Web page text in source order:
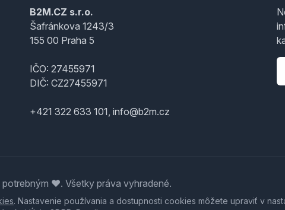
B2M.CZ s.r.o.
Šafránkova 1243/3
155 00 Praha 5
IČO: 27455971
DIČ: CZ27455971
+421 322 633 101, info@b2m.cz
potrebným ♥️. Všetky práva vyhradené.
. Nastavenie používania a dostupnosti cookies môžete upraviť v